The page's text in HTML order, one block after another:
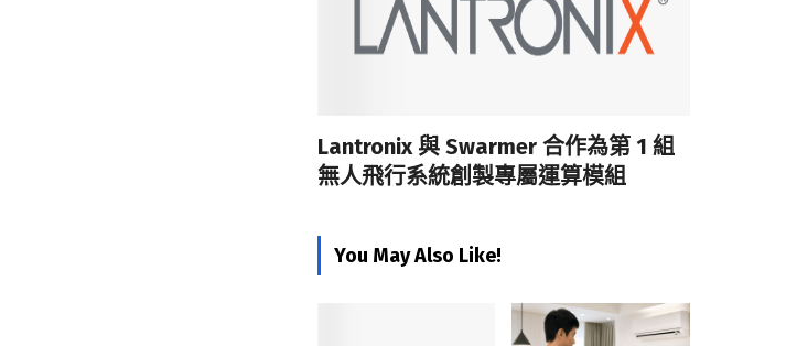
Lantronix 與 Swarmer 合作為第 1 組
無人飛行系統創製專屬運算模組
You May Also Like!